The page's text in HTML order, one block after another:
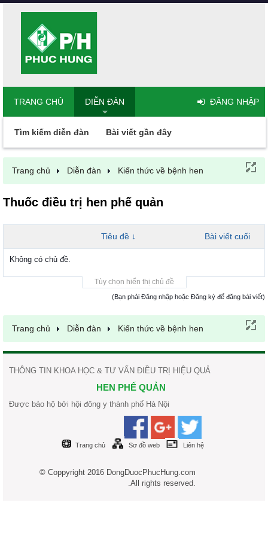
Trang chủ Diễn đàn Kiến thức về bệnh hen
Thuốc điều trị hen phế quản
Tiêu đề ↓ Bài viết cuối
Không có chủ đề.
Tùy chọn hiển thị chủ đề
(Bạn phải Đăng nhập hoặc Đăng ký để đăng bài viết)
Trang chủ Diễn đàn Kiến thức về bệnh hen
TRANG CHỦ DIỄN ĐÀN
Tìm kiếm diễn đàn Bài viết gần đây
ĐĂNG NHẬP
THÔNG TIN KHOA HỌC & TƯ VẤN ĐIỀU TRỊ HIỆU QUẢ
HEN PHẾ QUẢN
Được bảo hộ bởi hội đông y thành phố Hà Nội
Trang chủ Sơ đồ web Liên hệ
© Coppyright 2016 DongDuocPhucHung.com
.All rights reserved.